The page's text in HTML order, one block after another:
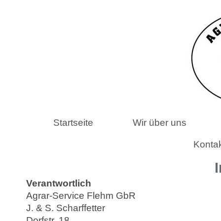
Startseite Wir über uns
Verantwortlich
Agrar-Service Flehm GbR
J. & S. Scharffetter